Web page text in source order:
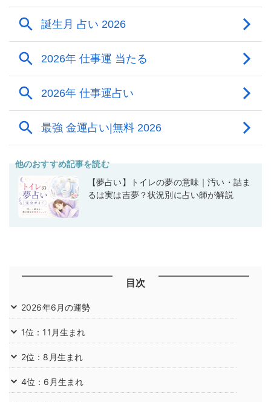
他のおすすめ記事を読む
【夢占い】トイレの夢の意味｜汚い・詰ま
るは実は吉夢？状況別に占い師が解説
目次
2026年6月の運勢
1位：11月生まれ
2位：8月生まれ
4位：6月生まれ